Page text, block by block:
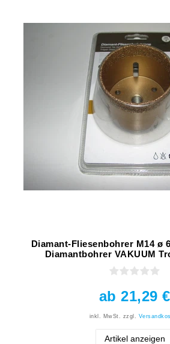
Diamant-Fliesenbohrer M14 ø
Diamantbohrer VAKUUM
ab 21,29 €
inkl. MwSt. zzgl.
Artikel anzeigen